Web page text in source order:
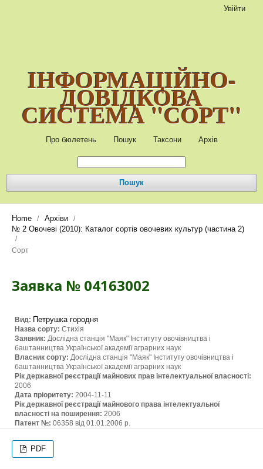
ІНФОРМАЦІЙНО-
ДОВІДКОВА
СИСТЕМА "СОРТ"
Про бюлетень Пошук Таксони Архів
Пошук
Увійти
Home / Архіви /
№ 2 Овочеві (2010): Каталог сортів овочевих культур (частина 2)
/
Сорт
Заявка № 04163002
Вид: Петрушка городня
Назва сорту: Стихія
Заявник: Дослідна станція "Маяк" Інституту овочівництва і
баштанництва Української академії аграрних наук
Власник сорту: Дослідна станція "Маяк" Інституту овочівництва і
баштанництва Української академії аграрних наук
Рік державної реєстрації майнових прав інтелектуальної власності:
2006
Дата пріоритету: 2004-11-11
Рік державної реєстрації майнового права інтелектуальної
власності на поширення: 2006
Патент №: 06358 від 01.01.2006 р.
PDF